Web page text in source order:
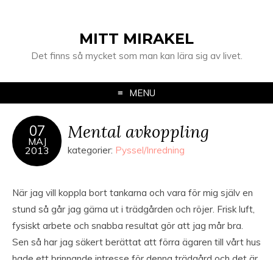
MITT MIRAKEL
Det finns så mycket som man kan lära sig av livet.
MENU
07
MAJ
2013
Mental avkoppling
kategorier: Pyssel/Inredning
När jag vill koppla bort tankarna och vara för mig själv en
stund så går jag gärna ut i trädgården och röjer. Frisk luft,
fysiskt arbete och snabba resultat gör att jag mår bra.
Sen så har jag säkert berättat att förra ägaren till vårt hus